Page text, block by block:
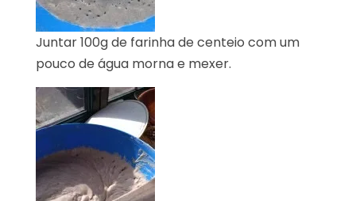
Juntar 100g de farinha de centeio com um
pouco de água morna e mexer.